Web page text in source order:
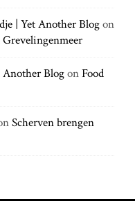
| Yet Another Blogon
BlogonFood
Scherven brengen